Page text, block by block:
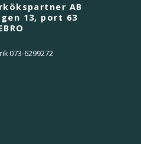
AB
13, port 63
073-6299272